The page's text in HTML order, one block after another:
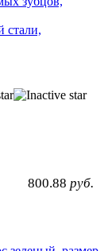
стали,
800.88 руб.